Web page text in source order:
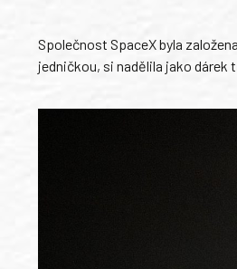
Společnost SpaceX byla
jedničkou, si nadělila jako